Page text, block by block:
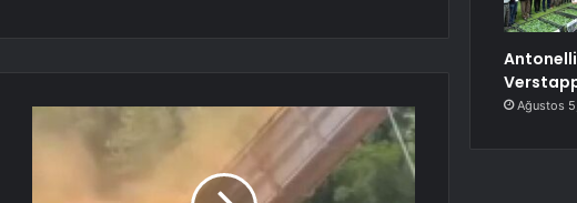
Antonelli
Ağustos